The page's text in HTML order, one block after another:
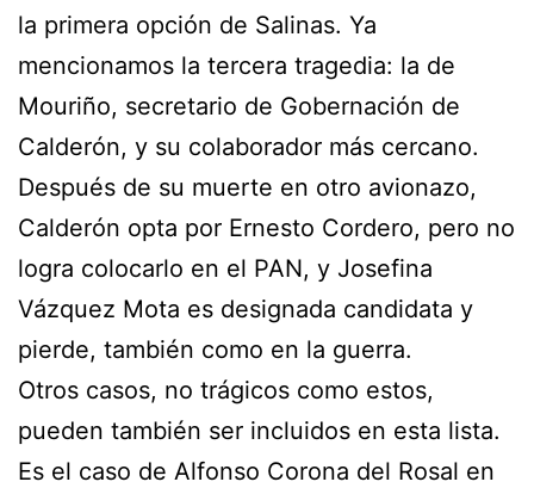
la primera opción de Salinas. Ya
mencionamos la tercera tragedia: la de
Mouriño, secretario de Gobernación de
Calderón, y su colaborador más cercano.
Después de su muerte en otro avionazo,
Calderón opta por Ernesto Cordero, pero no
logra colocarlo en el PAN, y Josefina
Vázquez Mota es designada candidata y
pierde, también como en la guerra.
Otros casos, no trágicos como estos,
pueden también ser incluidos en esta lista.
Es el caso de Alfonso Corona del Rosal en